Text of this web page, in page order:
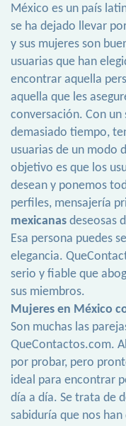
México es un país
se ha dejado llevar
y sus mujeres son
usuarias que han
encontrar aquella
aquella que les
conversación. Con
demasiado tiempo,
usuarias de un modo
objetivo es que los
desean y ponemos
perfiles, mensajería
mexicanas deseosas
Esa persona puedes
elegancia.
serio y fiable que
sus miembros.
Mujeres en México
Son muchas las
QueContactos.com.
por probar, pero
ideal para encontrar
día a día. Se trata de
sabiduría que nos